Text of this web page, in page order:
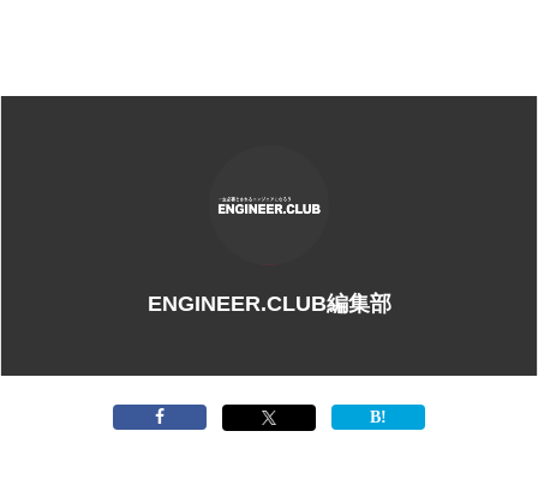
ENGINEER.CLUB編集部